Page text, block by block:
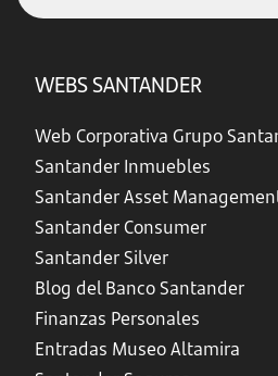
WEBS SANTANDER
Web Corporativa Grupo
Santander Inmuebles
Santander Asset
Santander Consumer
Santander Silver
Blog del Banco Santander
Finanzas Personales
Entradas Museo Altamira